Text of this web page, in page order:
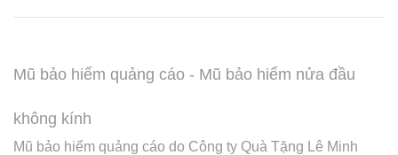
Mũ bảo hiểm quảng cáo - Mũ bảo hiểm nửa đầu
không kính
Mũ bảo hiểm quảng cáo do Công ty Quà Tặng Lê Minh